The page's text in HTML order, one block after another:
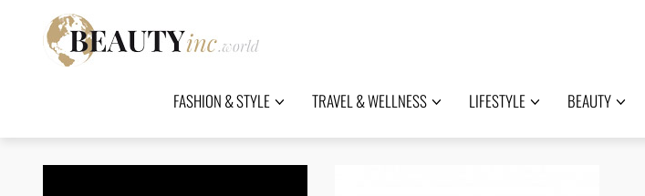
FASHION & STYLE TRAVEL & WELLNESS LIFESTYLE BEAUTY